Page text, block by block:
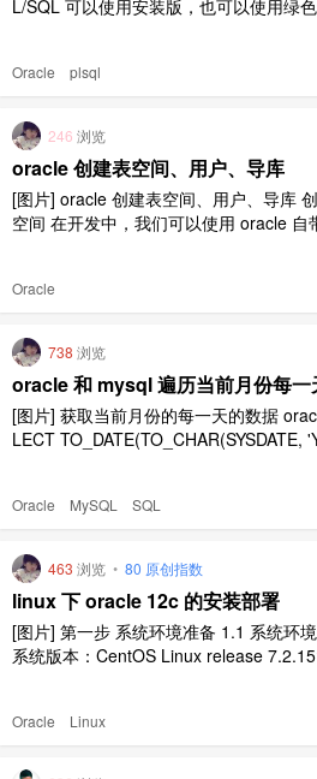
L/SQL 可以使用安装版，也可以使用绿
ntClient 下载地址：InstantClient Base 包
Oracle plsql
246 浏览
oracle 创建表空间、用户、导库
[图片] oracle 创建表空间、用户、导库
空间 在开发中，我们可以使用 oracle 自
样的，我们可以通过 oracle 自带的视图查
Oracle
738 浏览
oracle 和 mysql 遍历当前月份每一
[图片] 获取当前月份的每一天的数据
LECT TO_DATE(TO_CHAR(SYSDATE,
NUMBER(TO_CHAR(LAST_DA ..
Oracle MySQL SQL
463 浏览 • 80 原创指数
linux 下 oracle 12c 的安装部署
[图片] 第一步 系统环境准备 1.1 系统环
系统版本：CentOS Linux release
p/oracle 约定说明：本文档中，#代表用
Oracle Linux